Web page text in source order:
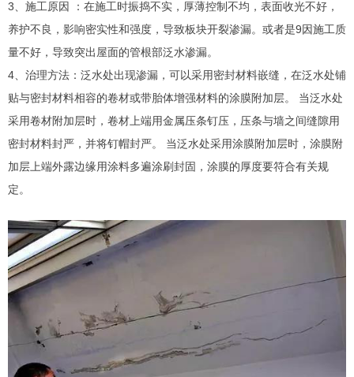
3、施工原因 ：在施工时振捣不实，厚薄控制不均，表面收光不好，
养护不良，影响密实性和强度，导致板块开裂渗漏。或者是9因施工质
量不好，导致突出屋面的管根部泛水渗漏。
4、治理方法：泛水处出现渗漏，可以采用密封材料嵌缝，在泛水处铺
贴与密封材料相容的卷材或带胎体增强材料的涂膜附加层。 当泛水处
采用卷材附加层时，卷材上端用金属压条钉压，压条与墙之间缝隙用
密封材料封严，并将钉帽封严。 当泛水处采用涂膜附加层时，涂膜附
加层上端外露边缘用涂料多遍涂刷封固，涂膜的厚度要符合有关规
定。